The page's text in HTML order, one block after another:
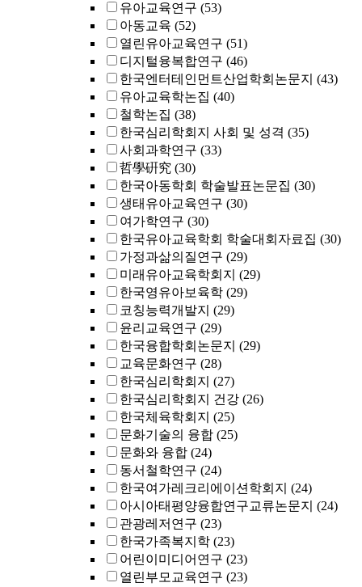
유아교육연구 (53)
아동교육 (52)
열린유아교육연구 (51)
디지털융복합연구 (46)
한국엔터테인먼트산업학회논문지 (43)
유아교육학논집 (40)
철학논집 (38)
한국심리학회지 사회 및 성격 (35)
사회과학연구 (33)
哲學硏究 (30)
한국아동학회 학술발표논문집 (30)
생태유아교육연구 (30)
여가학연구 (30)
한국유아교육학회 학술대회자료집 (30)
가정과삶의질연구 (29)
미래유아교육학회지 (29)
한국영유아보육학 (29)
코칭능력개발지 (29)
윤리교육연구 (29)
한국융합학회논문지 (29)
교육문화연구 (28)
한국심리학회지 (27)
한국심리학회지 건강 (26)
한국체육학회지 (25)
문화기술의 융합 (25)
문화와 융합 (24)
동서철학연구 (24)
한국여가레크리에이션학회지 (24)
아시아태평양융합연구교류논문지 (24)
관광레저연구 (23)
한국가족복지학 (23)
어린이미디어연구 (23)
열린부모교육연구 (23)